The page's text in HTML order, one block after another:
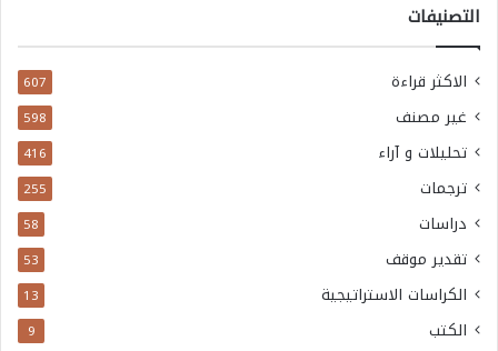
التصنيفات
الاكثر قراءة 607
غير مصنف 598
تحليلات و آراء 416
ترجمات 255
دراسات 58
تقدير موقف 53
الكراسات الاستراتيجية 13
الكتب 9